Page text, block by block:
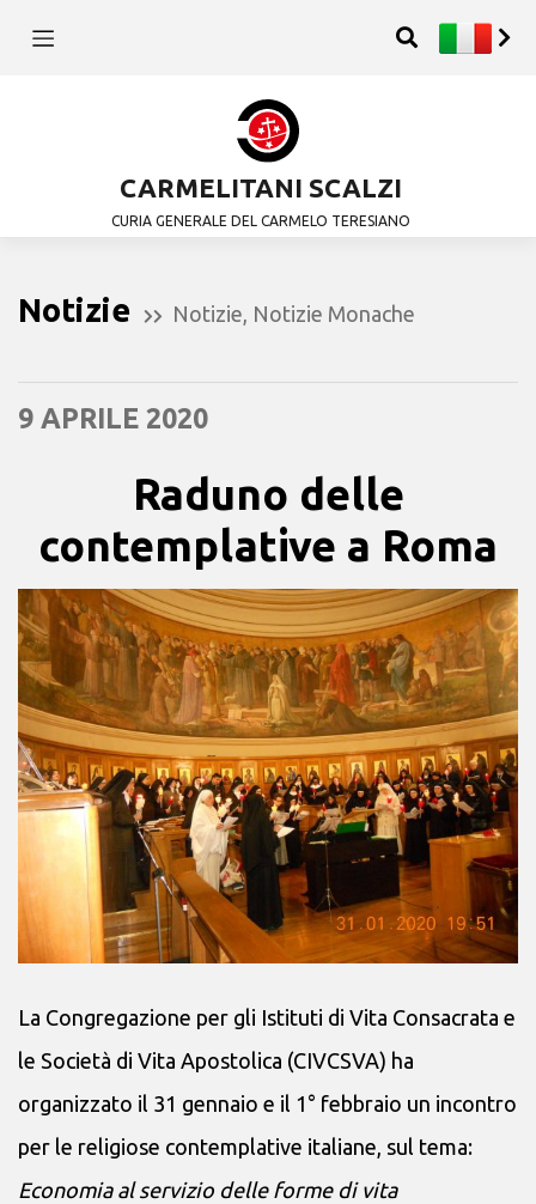
CARMELITANI SCALZI
CURIA GENERALE DEL CARMELO TERESIANO
Notizie Notizie Notizie Monache
9 APRILE 2020
Raduno delle
contemplative a Roma
La Congregazione per gli Istituti di Vita Consacrata e
le Società di Vita Apostolica (CIVCSVA) ha
organizzato il 31 gennaio e il 1° febbraio un incontro
per le religiose contemplative italiane, sul tema:
Economia al servizio delle forme di vita